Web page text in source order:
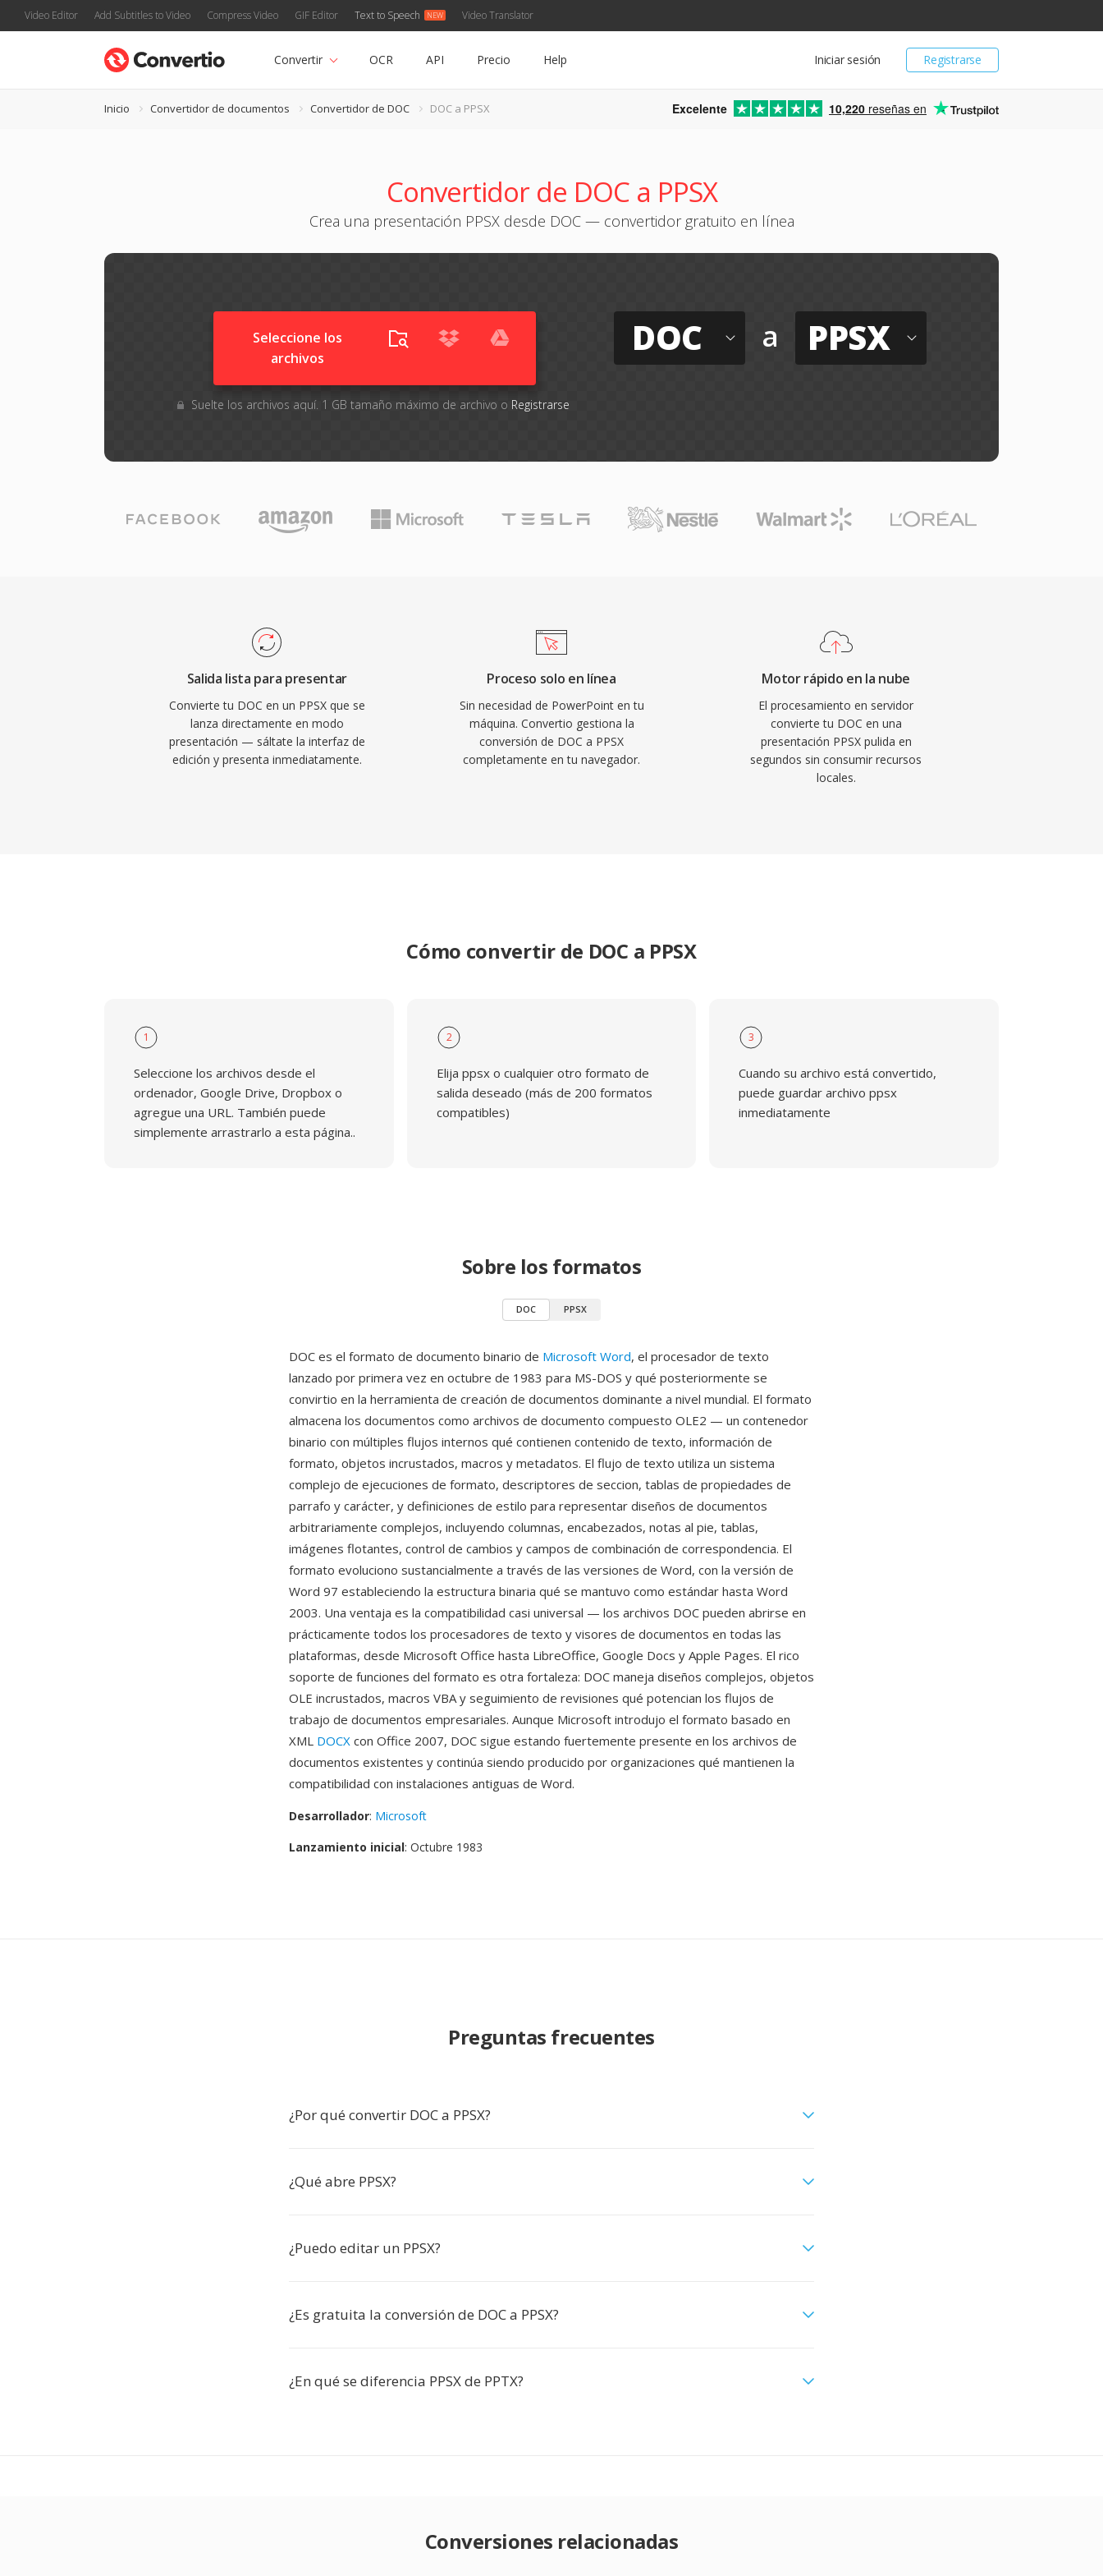
Video Editor Add Subtitles to Video Compress Video GIF Editor Text to Speech Video Translator
Registrarse
Iniciar sesión
Convertir OCR API Precio Help
Inicio Convertidor de documentos Convertidor de DOC DOC a PPSX Excelente 10,220 reseñas en
Convertidor de DOC a PPSX
Crea una presentación PPSX desde DOC — convertidor gratuito en línea
Seleccione los
archivos
Suelte los archivos aquí. 1 GB tamaño máximo de archivo o Registrarse
DOC a PPSX
Salida lista para presentar
Convierte tu DOC en un PPSX que se
lanza directamente en modo
presentación — sáltate la interfaz de
edición y presenta inmediatamente.
Proceso solo en línea
Sin necesidad de PowerPoint en tu
máquina. Convertio gestiona la
conversión de DOC a PPSX
completamente en tu navegador.
Motor rápido en la nube
El procesamiento en servidor
convierte tu DOC en una
presentación PPSX pulida en
segundos sin consumir recursos
locales.
Cómo convertir de DOC a PPSX
1
Seleccione los archivos desde el
ordenador, Google Drive, Dropbox o
agregue una URL. También puede
simplemente arrastrarlo a esta página..
2
Elija ppsx o cualquier otro formato de
salida deseado (más de 200 formatos
compatibles)
3
Cuando su archivo está convertido,
puede guardar archivo ppsx
inmediatamente
Sobre los formatos
DOC PPSX
DOC es el formato de documento binario de Microsoft Word, el procesador de texto
lanzado por primera vez en octubre de 1983 para MS-DOS y qué posteriormente se
convirtio en la herramienta de creación de documentos dominante a nivel mundial. El formato
almacena los documentos como archivos de documento compuesto OLE2 — un contenedor
binario con múltiples flujos internos qué contienen contenido de texto, información de
formato, objetos incrustados, macros y metadatos. El flujo de texto utiliza un sistema
complejo de ejecuciones de formato, descriptores de seccion, tablas de propiedades de
parrafo y carácter, y definiciones de estilo para representar diseños de documentos
arbitrariamente complejos, incluyendo columnas, encabezados, notas al pie, tablas,
imágenes flotantes, control de cambios y campos de combinación de correspondencia. El
formato evoluciono sustancialmente a través de las versiones de Word, con la versión de
Word 97 estableciendo la estructura binaria qué se mantuvo como estándar hasta Word
2003. Una ventaja es la compatibilidad casi universal — los archivos DOC pueden abrirse en
prácticamente todos los procesadores de texto y visores de documentos en todas las
plataformas, desde Microsoft Office hasta LibreOffice, Google Docs y Apple Pages. El rico
soporte de funciones del formato es otra fortaleza: DOC maneja diseños complejos, objetos
OLE incrustados, macros VBA y seguimiento de revisiones qué potencian los flujos de
trabajo de documentos empresariales. Aunque Microsoft introdujo el formato basado en
XML DOCX con Office 2007, DOC sigue estando fuertemente presente en los archivos de
documentos existentes y continúa siendo producido por organizaciones qué mantienen la
compatibilidad con instalaciones antiguas de Word.
Desarrollador: Microsoft
Lanzamiento inicial: Octubre 1983
Preguntas frecuentes
¿Por qué convertir DOC a PPSX?
¿Qué abre PPSX?
¿Puedo editar un PPSX?
¿Es gratuita la conversión de DOC a PPSX?
¿En qué se diferencia PPSX de PPTX?
Conversiones relacionadas